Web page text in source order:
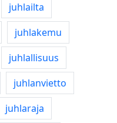
juhlailta
juhlakemu
juhlallisuus
juhlanvietto
juhlaraja